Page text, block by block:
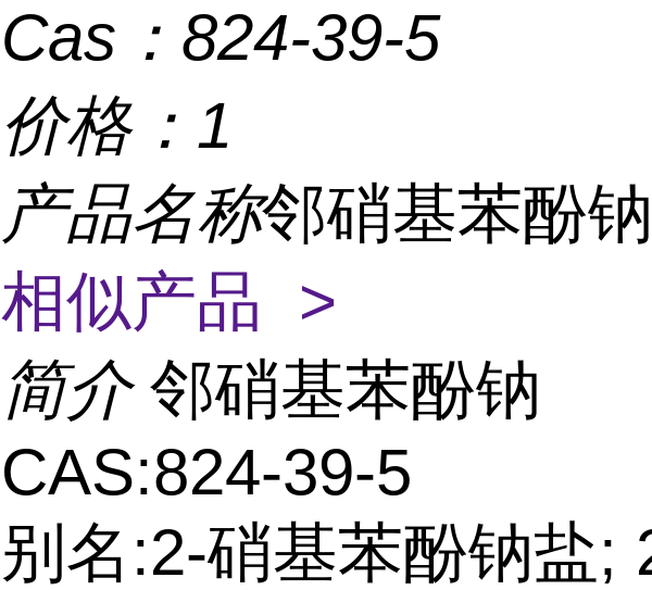
Cas： 824-39-5
价格： 1
产品名称邻硝基苯酚
相似产品 >
简介 邻硝基苯酚钠
CAS:824-39-5
别名:2-硝基苯酚钠盐;